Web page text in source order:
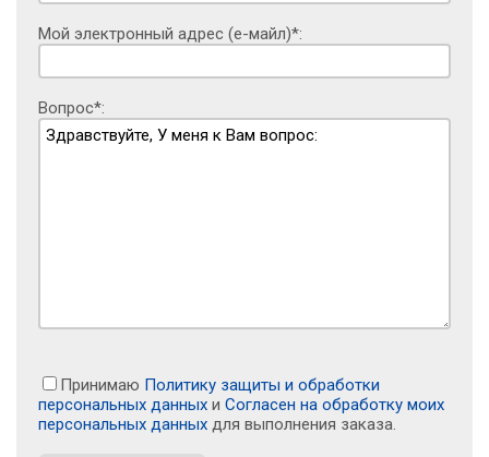
Мой электронный адрес (е-майл)*:
Вопрос*:
Принимаю Политику защиты и обработки
персональных данных и Согласен на обработку моих
персональных данных для выполнения заказа.